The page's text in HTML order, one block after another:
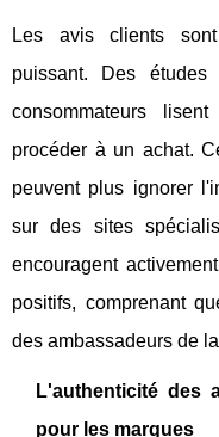
Les avis clients
puissant. Des
consommateurs
procéder à un achat.
peuvent plus ignorer
sur des sites
encouragent
positifs, comprenant
des ambassadeurs de
L'authenticité des
pour les marques